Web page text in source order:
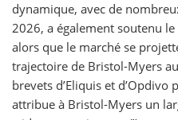
dynamique, avec de
2026, a également soutenu
alors que le marché se
trajectoire de Bristol-Myers
brevets d’Eliquis et
attribue à Bristol-Myers un